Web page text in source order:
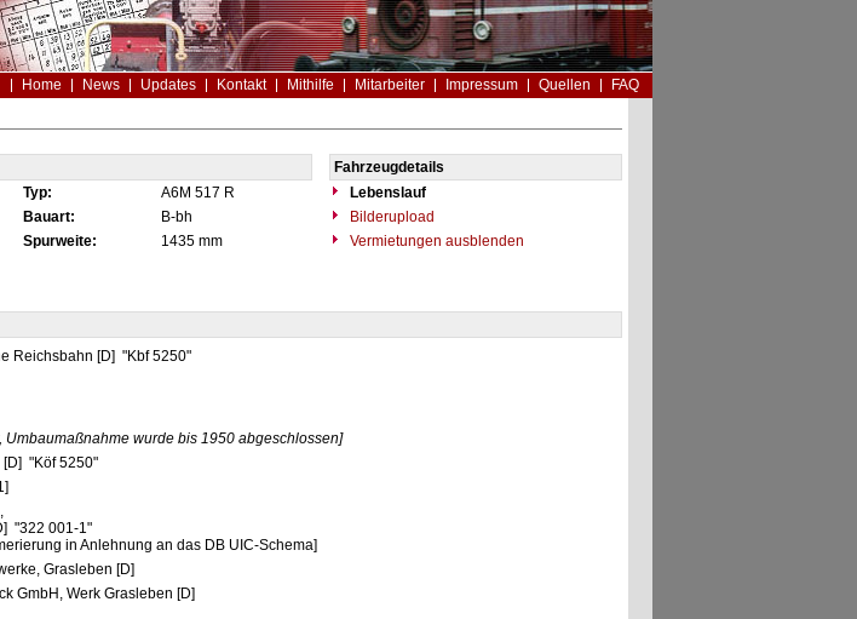
Home News Updates Kontakt Mithilfe Mitarbeiter Impressum Quellen
FAQ
Fahrzeugdetails
Typ: A6M 517 R
Lebenslauf
Bauart: B-bh
Bilderupload
Spurweite: 1435 mm Vermietungen ausblenden
Reichsbahn [D] "Kbf 5250"
Umbaumaßnahme wurde bis 1950 abgeschlossen]
[D] "Köf 5250"
"322 001-1"
in Anlehnung an das DB UIC-Schema]
Grasleben [D]
GmbH, Werk Grasleben [D]